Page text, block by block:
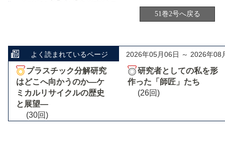
51巻2号へ戻る
よく読まれているページ 2026年05月06日 ～ 2026年08
プラスチック分解研究
はどこへ向かうのか―ケ
ミカルリサイクルの歴史
と展望―
(30回)
研究者としての私を形
作った「師匠」たち
(26回)